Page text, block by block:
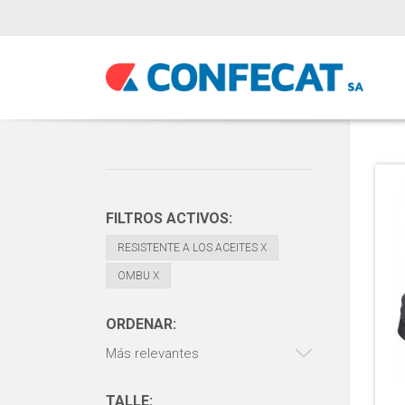
FILTROS ACTIVOS:
RESISTENTE A LOS ACEITES X
OMBU X
ORDENAR:
Más relevantes
TALLE: